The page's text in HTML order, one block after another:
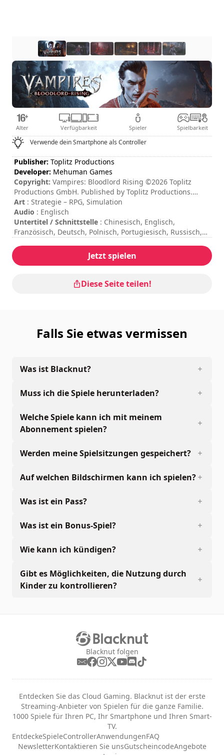
Alter Verfügbarkeit Spieler Spielbarkeit
Verwende dein Smartphone als Controller
Publisher: Toplitz Productions
Developer: Mehuman Games
Copyright: Vampires: Bloodlord Rising ©2026 Toplitz
Productions GmbH. Published by Toplitz Productions.
Developed by Mehuman Games S.A. All rights reserved.
Art : Strategie – RPG, Simulation
Audio : Englisch
Untertitel / Schnittstelle : Chinesisch, Englisch,
Französisch, Deutsch, Polnisch, Portugiesisch, Russisch,
Sitzungsdauer
: > 30 Minuten
Gesamtdauer
Die Befehle sind in den Spieloptionen angegeben.
Jetzt spielen
Diese Seite teilen!
Falls Sie etwas vermissen
Was ist Blacknut?
Muss ich die Spiele herunterladen?
Welche Spiele kann ich mit meinem
Abonnement spielen?
Werden meine Spielsitzungen gespeichert?
Auf welchen Bildschirmen kann ich spielen?
Was ist ein Pass?
Was ist ein Bonus-Spiel?
Wie kann ich kündigen?
Gibt es Möglichkeiten, die Nutzung durch
Kinder zu kontrollieren?
Blacknut folgen
Entdecken Sie das Cloud Gaming. Blacknut ist der erste
Streaming-Anbieter von Spielen für die ganze Familie.
1000 Spiele für Ihren PC, Ihr Smartphone und Ihren Smart-
TV.
EntdeckeSpieleControllerAnwendungenFAQ
NewsletterKontaktieren Sie unsGutscheincodeAngebote